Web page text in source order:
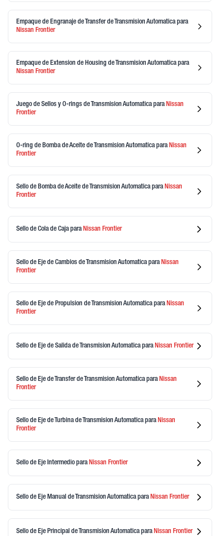
Empaque de Engranaje de Transfer de Transmision Automatica para
Nissan Frontier
Empaque de Extension de Housing de Transmision Automatica para
Nissan Frontier
Juego de Sellos y O-rings de Transmision Automatica paraNissan
Frontier
O-ring de Bomba de Aceite de Transmision Automatica paraNissan
Frontier
Sello de Bomba de Aceite de Transmision Automatica paraNissan
Frontier
Sello de Cola de Cajapara Nissan Frontier
Sello de Eje de Cambios de Transmision Automatica paraNissan
Frontier
Sello de Eje de Propulsion de Transmision Automatica paraNissan
Frontier
Sello de Eje de Salida de Transmision Automaticapara Nissan Frontier
Sello de Eje de Transfer de Transmision Automatica paraNissan
Frontier
Sello de Eje de Turbina de Transmision Automatica paraNissan
Frontier
Sello de Eje Intermedio para Nissan Frontier
Sello de Eje Manual de Transmision Automaticapara Nissan Frontier
Sello de Eje Principal de Transmision Automaticapara Nissan Frontier